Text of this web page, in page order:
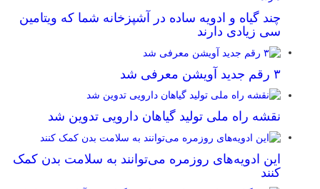
چند گیاه و ادویه ساده در آشپزخانه شما که ویتامین
سی زیادی دارند
۳ رقم جدید آویشن معرفی شد
نقشه راه ملی تولید گیاهان دارویی تدوین شد
این ادویه‌های روزمره می‌توانند به سلامت بدن کمک
کنند